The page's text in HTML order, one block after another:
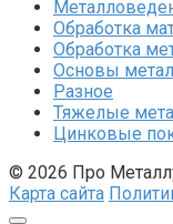
Обработка
Обработка
Основы
Разное
Тяжелые
Цинковые
© 2026 Про
Карта сайта